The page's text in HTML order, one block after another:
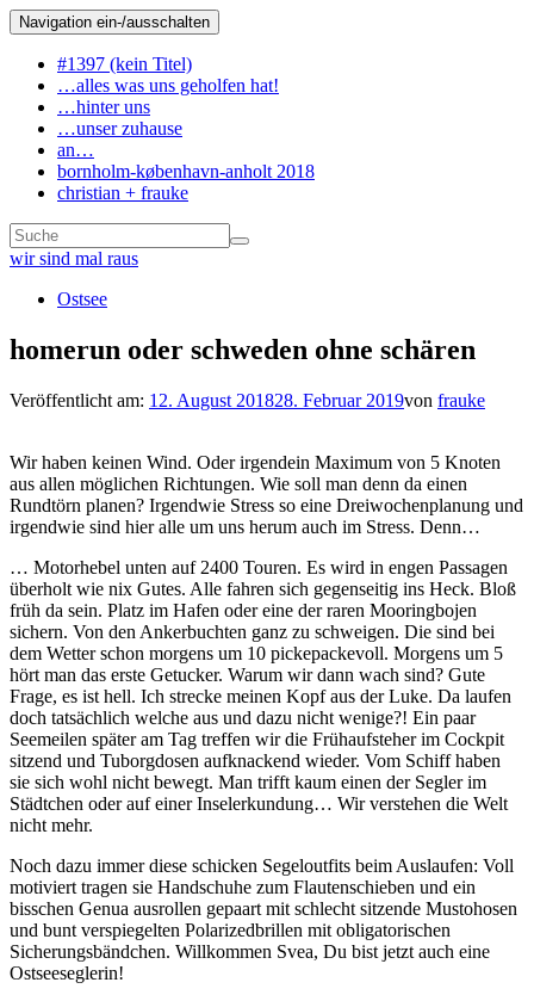
Navigation ein-/ausschalten
#1397 (kein Titel)
…alles was uns geholfen hat!
…hinter uns
…unser zuhause
an…
bornholm-københavn-anholt 2018
christian + frauke
wir sind mal raus
Ostsee
homerun oder schweden ohne schären
Veröffentlicht am: 12. August 201828. Februar 2019von frauke
Wir haben keinen Wind. Oder irgendein Maximum von 5 Knoten
aus allen möglichen Richtungen. Wie soll man denn da einen
Rundtörn planen? Irgendwie Stress so eine Dreiwochenplanung und
irgendwie sind hier alle um uns herum auch im Stress. Denn…
… Motorhebel unten auf 2400 Touren. Es wird in engen Passagen
überholt wie nix Gutes. Alle fahren sich gegenseitig ins Heck. Bloß
früh da sein. Platz im Hafen oder eine der raren Mooringbojen
sichern. Von den Ankerbuchten ganz zu schweigen. Die sind bei
dem Wetter schon morgens um 10 pickepackevoll. Morgens um 5
hört man das erste Getucker. Warum wir dann wach sind? Gute
Frage, es ist hell. Ich strecke meinen Kopf aus der Luke. Da laufen
doch tatsächlich welche aus und dazu nicht wenige?! Ein paar
Seemeilen später am Tag treffen wir die Frühaufsteher im Cockpit
sitzend und Tuborgdosen aufknackend wieder. Vom Schiff haben
sie sich wohl nicht bewegt. Man trifft kaum einen der Segler im
Städtchen oder auf einer Inselerkundung… Wir verstehen die Welt
nicht mehr.
Noch dazu immer diese schicken Segeloutfits beim Auslaufen: Voll
motiviert tragen sie Handschuhe zum Flautenschieben und ein
bisschen Genua ausrollen gepaart mit schlecht sitzende Mustohosen
und bunt verspiegelten Polarizedbrillen mit obligatorischen
Sicherungsbändchen. Willkommen Svea, Du bist jetzt auch eine
Ostseeseglerin!